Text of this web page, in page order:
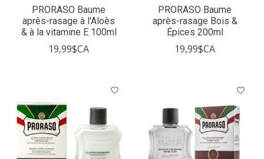
PRORASO Baume
après-rasage à l'Aloès
& à la vitamine E 100ml
19,99$CA
PRORASO Baume
après-rasage Bois &
Épices 200ml
19,99$CA